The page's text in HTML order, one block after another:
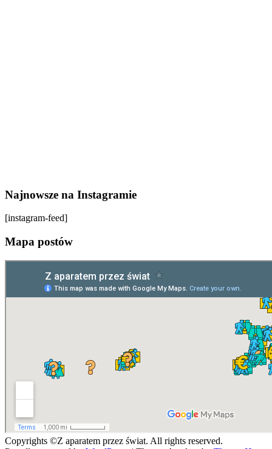
Najnowsze na Instagramie
[instagram-feed]
Mapa postów
Copyrights ©Z aparatem przez świat. All rights reserved.